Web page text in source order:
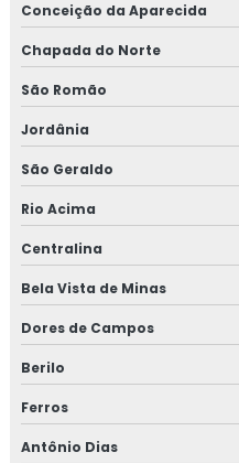
Conceição da Aparecida
Chapada do Norte
São Romão
Jordânia
São Geraldo
Rio Acima
Centralina
Bela Vista de Minas
Dores de Campos
Berilo
Ferros
Antônio Dias